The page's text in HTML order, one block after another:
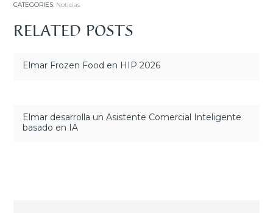
CATEGORIES: Noticias
RELATED POSTS
Elmar Frozen Food en HIP 2026
Elmar desarrolla un Asistente Comercial Inteligente
basado en IA